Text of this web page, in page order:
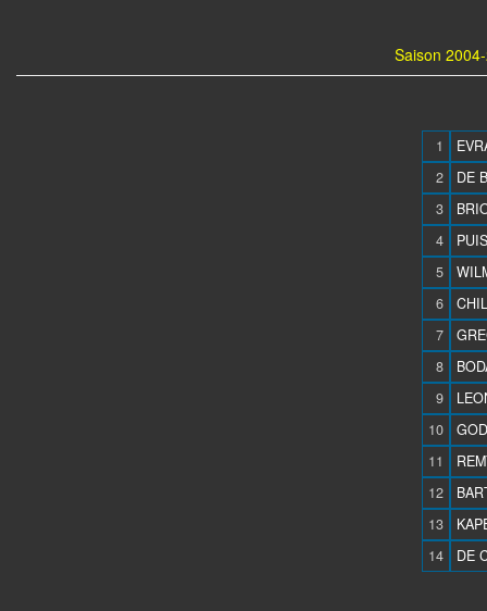
Saison
1
2
DE
3
4
5
6
7
8
9
10
11
12
13
14
DE